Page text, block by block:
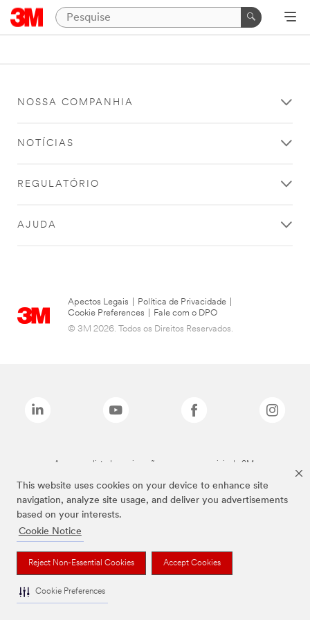
This website uses cookies on your device to enhance site
navigation, analyze site usage, and deliver you advertisements
based on your interests.
Cookie Notice
Reject Non-Essential Cookies Accept Cookies
Cookie Preferences
NOSSA COMPANHIA
NOTÍCIAS
REGULATÓRIO
AJUDA
Apectos Legais Política de Privacidade
Cookie Preferences
Fale com o DPO
© 3M 2026. Todos os Direitos Reservados.
As marcas listadas a cima são marcas comerciais da 3M.